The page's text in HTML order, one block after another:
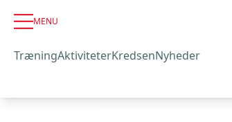
MENU
TræningAktiviteterKredsenNyheder